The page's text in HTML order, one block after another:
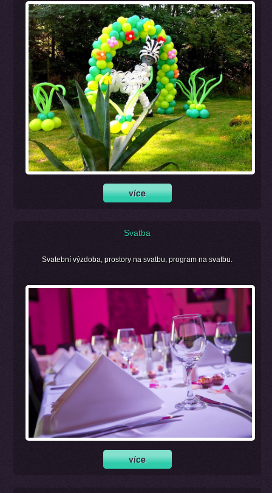
Svatba
Svatební výzdoba, prostory na svatbu, program na svatbu.